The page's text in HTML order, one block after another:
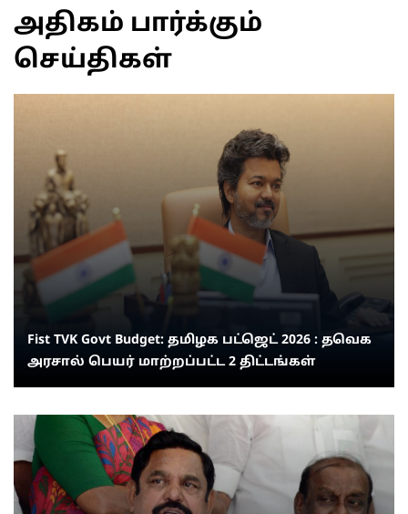
அதிகம் பார்க்கும்
செய்திகள்
Fist TVK Govt Budget: தமிழக பட்ஜெட் 2026 : தவெக
அரசால் பெயர் மாற்றப்பட்ட 2 திட்டங்கள்